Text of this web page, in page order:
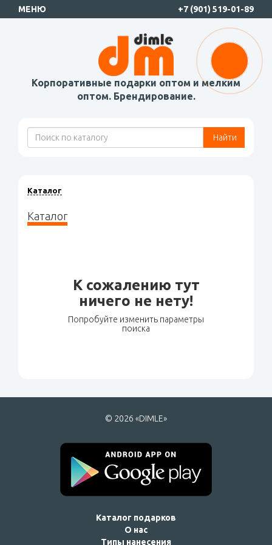
МЕНЮ +7 (901) 519-01-89
Корпоративные подарки оптом и мелким
оптом. Брендирование.
Найти
Каталог
Каталог
К сожалению тут
ничего не нету!
Попробуйте изменить параметры
поиска
© 2026 «DIMLE»
Каталог подарков
О нас
Типы нанесения